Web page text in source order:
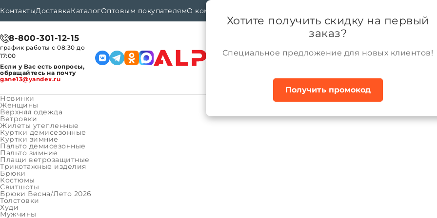
КонтактыДоставкаКаталогОптовым покупателямО компании
8-800-301-12-15
график работы с 08:30 до
17:00
Если у Вас есть вопросы,
обращайтесь на почту
gane13@yandex.ru
Новинки
Женщины
Верхняя одежда
Ветровки
Жилеты утепленные
Куртки демисезонные
Куртки зимние
Пальто демисезонные
Пальто зимние
Плащи ветрозащитные
Трикотажные изделия
Брюки
Костюмы
Свитшоты
Брюки Весна/Лето 2026
Толстовки
Худи
Мужчины
Главная Каталог Трикотажные изделия
КАТАЛОГ ТОВАРОВ
Женщины
Верхняя одежда
Трикотажные изделия
Мужчины
Хотите получить скидку на первый
заказ?
Специальное предложение для новых клиентов!
Получить промокод